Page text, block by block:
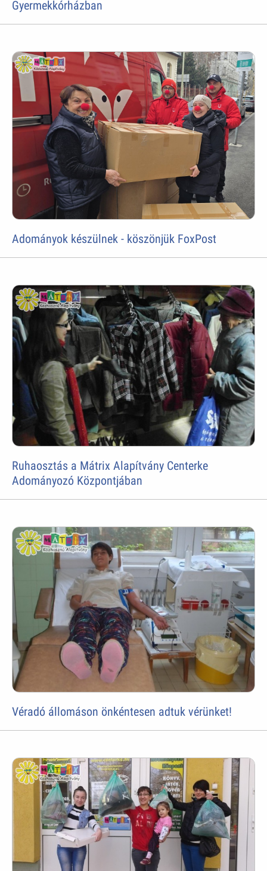
Gyermekkórházban
Adományok készülnek - köszönjük FoxPost
Ruhaosztás a Mátrix Alapítvány Centerke
Adományozó Központjában
Véradó állomáson önkéntesen adtuk vérünket!